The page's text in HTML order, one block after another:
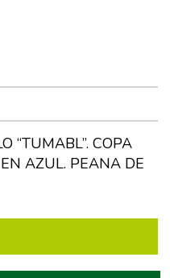
“TUMABL”. COPA
AZUL. PEANA DE